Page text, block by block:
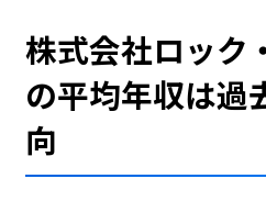
株式会社ロック
の平均年収は過
向